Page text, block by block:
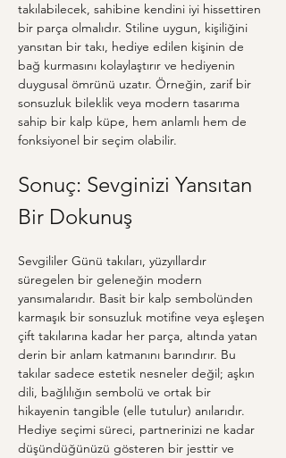
takılabilecek, sahibine kendini iyi hissettiren
bir parça olmalıdır. Stiline uygun, kişiliğini
yansıtan bir takı, hediye edilen kişinin de
bağ kurmasını kolaylaştırır ve hediyenin
duygusal ömrünü uzatır. Örneğin, zarif bir
sonsuzluk bileklik veya modern tasarıma
sahip bir kalp küpe, hem anlamlı hem de
fonksiyonel bir seçim olabilir.
Sonuç: Sevginizi Yansıtan
Bir Dokunuş
Sevgililer Günü takıları, yüzyıllardır
süregelen bir geleneğin modern
yansımalarıdır. Basit bir kalp sembolünden
karmaşık bir sonsuzluk motifine veya eşleşen
çift takılarına kadar her parça, altında yatan
derin bir anlam katmanını barındırır. Bu
takılar sadece estetik nesneler değil; aşkın
dili, bağlılığın sembolü ve ortak bir
hikayenin tangible (elle tutulur) anılarıdır.
Hediye seçimi süreci, partnerinizi ne kadar
düşündüğünüzü gösteren bir jesttir ve